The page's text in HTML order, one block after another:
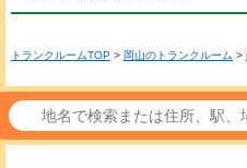
トランクルームTOP > 岡山のトランクルーム >